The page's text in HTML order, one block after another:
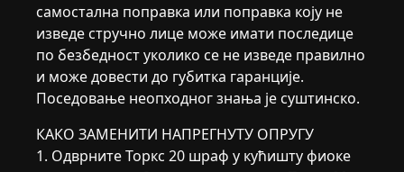
самостална поправка или поправка коју не
изведе стручно лице може имати последице
по безбедност уколико се не изведе правилно
и може довести до губитка гаранције.
Поседовање неопходног знања је суштинско.
КАКО ЗАМЕНИТИ НАПРЕГНУТУ ОПРУГУ
1. Одврните Торкс 20 шраф у кућишту фиоке